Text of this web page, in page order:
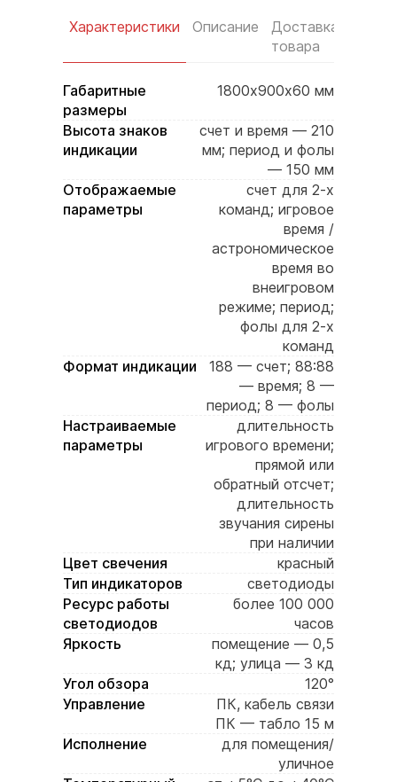
Характеристики Описание
Доставка
товара
Габаритные
размеры
1800х900х60 мм
Высота знаков
индикации
счет и время — 210
мм; период и фолы
— 150 мм
Отображаемые
параметры
счет для 2-х
команд; игровое
время /
астрономическое
время во
внеигровом
режиме; период;
фолы для 2-х
команд
Формат индикации
188 — счет; 88:88
— время; 8 —
период; 8 — фолы
Настраиваемые
параметры
длительность
игрового времени;
прямой или
обратный отсчет;
длительность
звучания сирены
при наличии
Цвет свечения
красный
Тип индикаторов
светодиоды
Ресурс работы
светодиодов
более 100 000
часов
Яркость
помещение — 0,5
кд; улица — 3 кд
Угол обзора
120°
Управление
ПК, кабель связи
ПК — табло 15 м
Исполнение
для помещения/
уличное